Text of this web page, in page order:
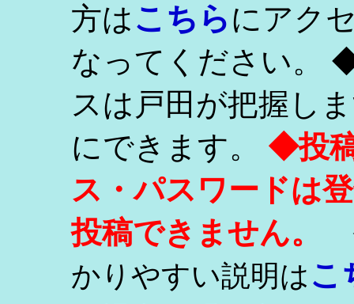
方はこちらにアク
なってください。
スは戸田が把握し
にできます。 ◆投
ス・パスワードは
投稿できません。
かりやすい説明はこ